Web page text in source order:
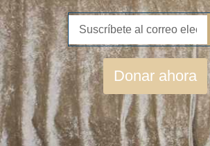
Donar ahora